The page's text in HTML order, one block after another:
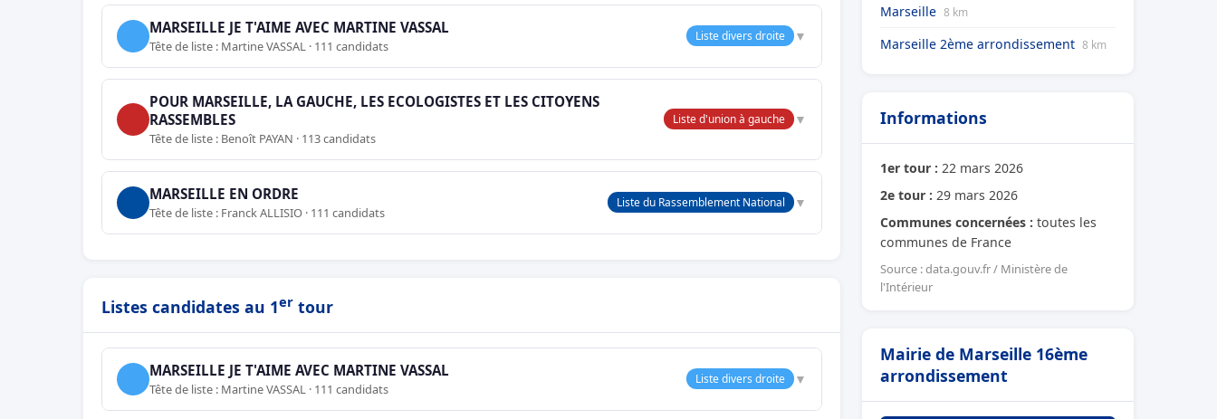
MARSEILLE JE T'AIME AVEC MARTINE VASSAL
Tête de liste : Martine VASSAL · 111 candidats
Liste divers droite ▼
POUR MARSEILLE, LA GAUCHE, LES ECOLOGISTES ET LES CITOYENS
RASSEMBLES
Tête de liste : Benoît PAYAN · 113 candidats
Liste d'union à gauche ▼
MARSEILLE EN ORDRE
Tête de liste : Franck ALLISIO · 111 candidats
Liste du Rassemblement National ▼
Listes candidates au 1er tour
MARSEILLE JE T'AIME AVEC MARTINE VASSAL
Tête de liste : Martine VASSAL · 111 candidats
Liste divers droite ▼
Marseille 8 km
Marseille 2ème arrondissement 8 km
Informations
1er tour : 22 mars 2026
2e tour : 29 mars 2026
Communes concernées : toutes les
communes de France
Source : data.gouv.fr / Ministère de
l'Intérieur
Mairie de Marseille 16ème
arrondissement